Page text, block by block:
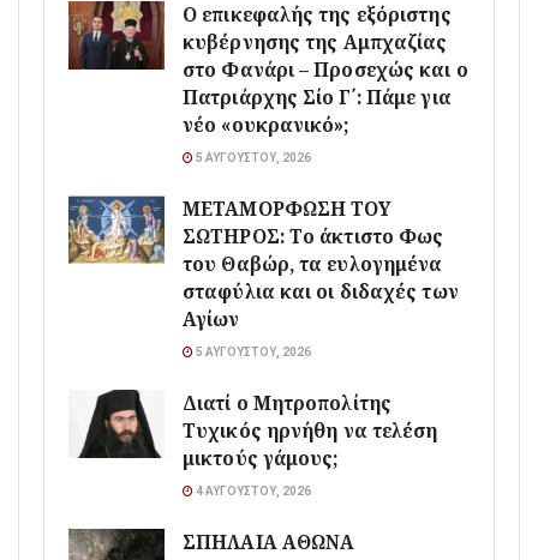
Ο επικεφαλής της εξόριστης
κυβέρνησης της Αμπχαζίας
στο Φανάρι – Προσεχώς και ο
Πατριάρχης Σίο Γ΄: Πάμε για
νέο «ουκρανικό»;
5 ΑΥΓΟΎΣΤΟΥ, 2026
ΜΕΤΑΜΟΡΦΩΣΗ ΤΟΥ
ΣΩΤΗΡΟΣ: Το άκτιστο Φως
του Θαβώρ, τα ευλογημένα
σταφύλια και οι διδαχές των
Αγίων
5 ΑΥΓΟΎΣΤΟΥ, 2026
Διατί ο Μητροπολίτης
Τυχικός ηρνήθη να τελέση
μικτούς γάμους;
4 ΑΥΓΟΎΣΤΟΥ, 2026
ΣΠΗΛΑΙΑ ΑΘΩΝΑ